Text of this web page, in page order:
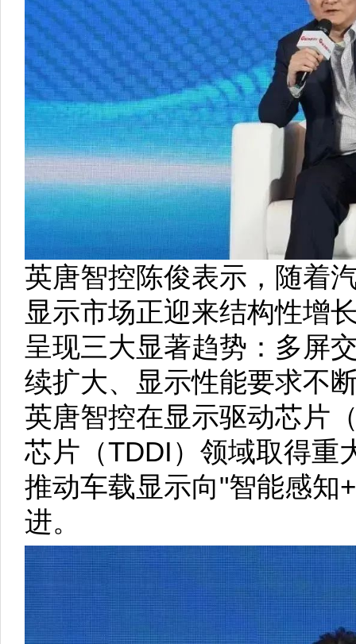
英唐智控陈俊表示，随着
显示市场正迎来结构性增
呈现三大显著趋势：多屏
续扩大、显示性能要求不
英唐智控在显示驱动芯片
芯片（TDDI）领域取得重
推动车载显示向"智能感知
进。